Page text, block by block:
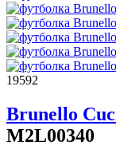
19592
Brunello
M2L00340